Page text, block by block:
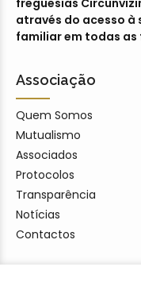
através do acesso
familiar em todas as
Associação
Quem Somos
Mutualismo
Associados
Protocolos
Transparência
Notícias
Contactos